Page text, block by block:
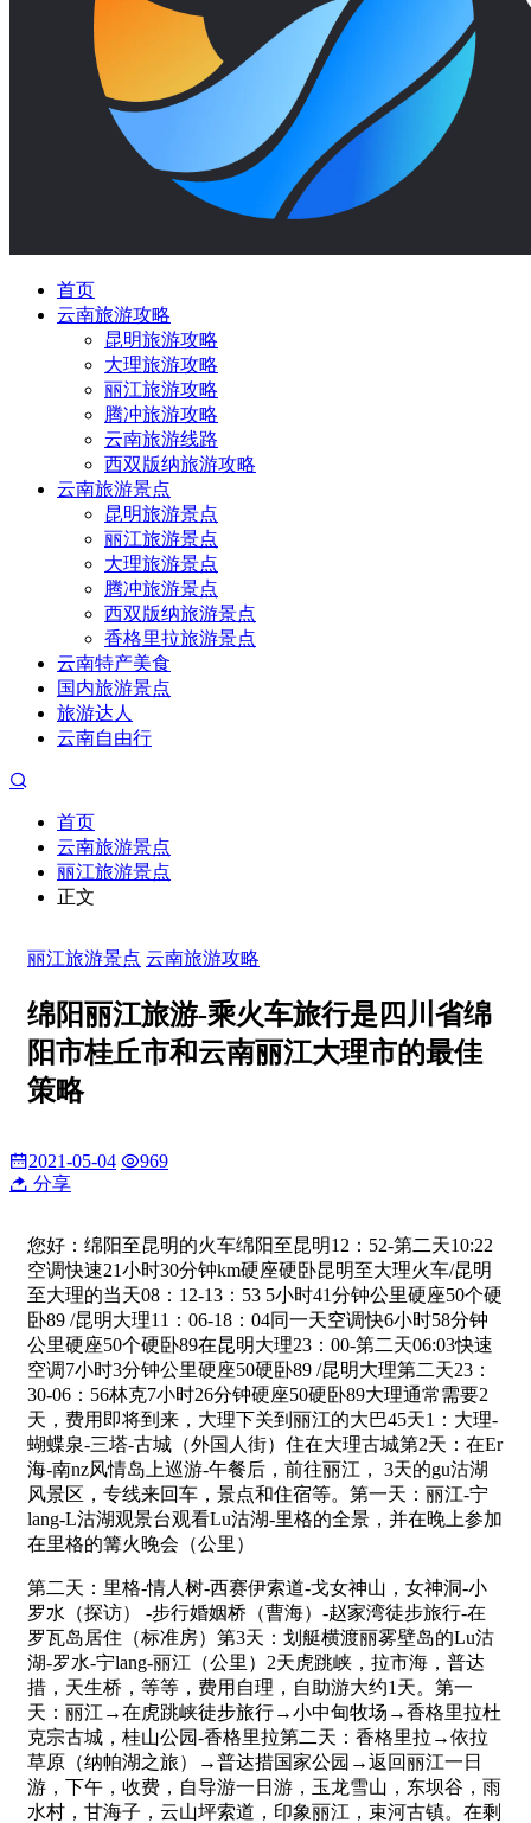
首页
云南旅游攻略
昆明旅游攻略
大理旅游攻略
丽江旅游攻略
腾冲旅游攻略
云南旅游线路
西双版纳旅游攻略
云南旅游景点
昆明旅游景点
丽江旅游景点
大理旅游景点
腾冲旅游景点
西双版纳旅游景点
香格里拉旅游景点
云南特产美食
国内旅游景点
旅游达人
云南自由行
首页
云南旅游景点
丽江旅游景点
正文
丽江旅游景点 云南旅游攻略
绵阳丽江旅游-乘火车旅行是四川省绵
阳市桂丘市和云南丽江大理市的最佳
策略
2021-05-04
969
分享
您好：绵阳至昆明的火车绵阳至昆明12：52-第二天10:22
空调快速21小时30分钟km硬座硬卧昆明至大理火车/昆明
至大理的当天08：12-13：53 5小时41分钟公里硬座50个硬
卧89 /昆明大理11：06-18：04同一天空调快6小时58分钟
公里硬座50个硬卧89在昆明大理23：00-第二天06:03快速
空调7小时3分钟公里硬座50硬卧89 /昆明大理第二天23：
30-06：56林克7小时26分钟硬座50硬卧89大理通常需要2
天，费用即将到来，大理下关到丽江的大巴45天1：大理-
蝴蝶泉-三塔-古城（外国人街）住在大理古城第2天：在Er
海-南nz风情岛上巡游-午餐后，前往丽江， 3天的gu沽湖
风景区，专线来回车，景点和住宿等。第一天：丽江-宁
lang-L沽湖观景台观看Lu沽湖-里格的全景，并在晚上参加
在里格的篝火晚会（公里）
第二天：里格-情人树-西赛伊索道-戈女神山，女神洞-小
罗水（探访） -步行婚姻桥（曹海）-赵家湾徒步旅行-在
罗瓦岛居住（标准房）第3天：划艇横渡丽雾壁岛的Lu沽
湖-罗水-宁lang-丽江（公里）2天虎跳峡，拉市海，普达
措，天生桥，等等，费用自理，自助游大约1天。第一
天：丽江→在虎跳峡徒步旅行→小中甸牧场→香格里拉杜
克宗古城，桂山公园-香格里拉第二天：香格里拉→依拉
草原（纳帕湖之旅）→普达措国家公园→返回丽江一日
游，下午，收费，自导游一日游，玉龙雪山，东坝谷，雨
水村，甘海子，云山坪索道，印象丽江，束河古镇。在剩